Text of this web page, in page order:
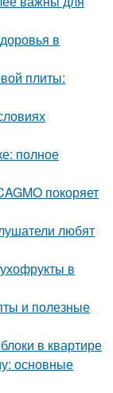
в
плиты:
полное
покоряет
любят
в
и полезные
в квартире
основные